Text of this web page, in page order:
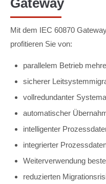
Gateway
Mit dem IEC 60870
profitieren Sie von:
parallelem Betrieb
sicherer
vollredundanter
automatischer
intelligenter
integrierter
Weiterverwendung
reduzierten